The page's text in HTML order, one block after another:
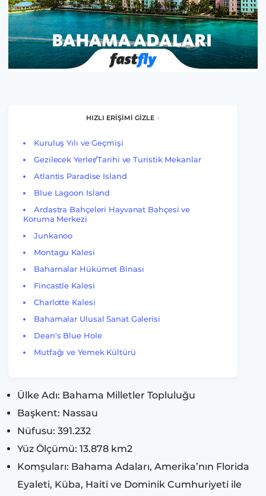
HIZLI ERİŞİMİ GİZLE
Kuruluş Yılı ve Geçmişi
Gezilecek Yerler/Tarihi ve Turistik Mekanlar
Atlantis Paradise Island
Blue Lagoon Island
Ardastra Bahçeleri Hayvanat Bahçesi ve
Koruma Merkezi
Junkanoo
Montagu Kalesi
Bahamalar Hükümet Binası
Fincastle Kalesi
Charlotte Kalesi
Bahamalar Ulusal Sanat Galerisi
Dean's Blue Hole
Mutfağı ve Yemek Kültürü
Ülke Adı: Bahama Milletler Topluluğu
Başkent: Nassau
Nüfusu: 391.232
Yüz Ölçümü: 13.878 km2
Komşuları: Bahama Adaları, Amerika’nın Florida
Eyaleti, Küba, Haiti ve Dominik Cumhuriyeti ile